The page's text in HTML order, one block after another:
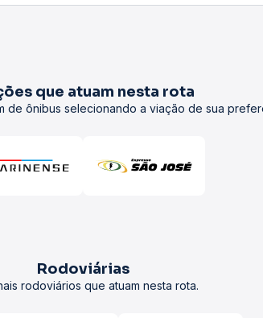
que atuam nesta rota
de ônibus selecionando a viação de sua
Rodoviárias
rodoviários que atuam nesta rota.